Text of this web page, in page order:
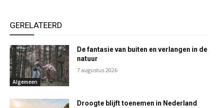
GERELATEERD
Algemeen
De fantasie van buiten en verlangen in de
natuur
7 augustus 2026
Droogte blijft toenemen in Nederland